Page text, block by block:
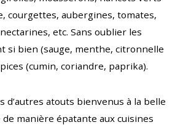
courgettes, aubergines, tomates,
etc. Sans oublier les
si bien (sauge, menthe, citronnelle
(cumin, coriandre, paprika).
d’autres atouts bienvenus à la belle
manière épatante aux cuisines